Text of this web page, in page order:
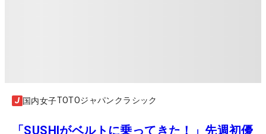
国内女子TOTOジャパンクラシック
「SUSHIがベルトに乗ってきた！」先週初優